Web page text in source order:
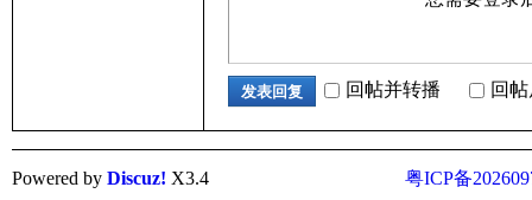
术
发表回复 回帖并转播 回
粤ICP备
Powered by Discuz! X3.4